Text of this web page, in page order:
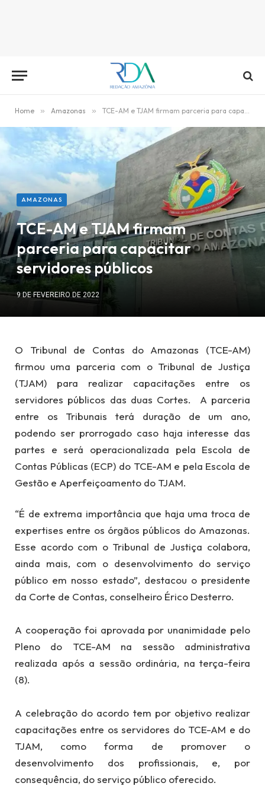
Home » Amazonas » TCE-AM e TJAM firmam parceria para capacitar servidores públicos
AMAZONAS
TCE-AM e TJAM firmam
parceria para capacitar
servidores públicos
9 DE FEVEREIRO DE 2022
O Tribunal de Contas do Amazonas (TCE-AM)
firmou uma parceria com o Tribunal de Justiça
(TJAM) para realizar capacitações entre os
servidores públicos das duas Cortes. A parceria
entre os Tribunais terá duração de um ano,
podendo ser prorrogado caso haja interesse das
partes e será operacionalizada pela Escola de
Contas Públicas (ECP) do TCE-AM e pela Escola de
Gestão e Aperfeiçoamento do TJAM.
“É de extrema importância que haja uma troca de
expertises entre os órgãos públicos do Amazonas.
Esse acordo com o Tribunal de Justiça colabora,
ainda mais, com o desenvolvimento do serviço
público em nosso estado”, destacou o presidente
da Corte de Contas, conselheiro Érico Desterro.
A cooperação foi aprovada por unanimidade pelo
Pleno do TCE-AM na sessão administrativa
realizada após a sessão ordinária, na terça-feira
(8).
A celebração do acordo tem por objetivo realizar
capacitações entre os servidores do TCE-AM e do
TJAM, como forma de promover o
desenvolvimento dos profissionais, e, por
consequência, do serviço público oferecido.